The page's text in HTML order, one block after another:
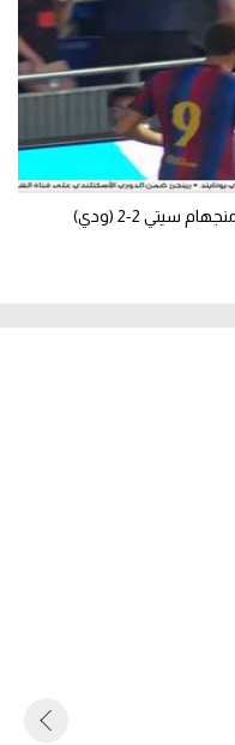
سيتي 2-2 (ودي)